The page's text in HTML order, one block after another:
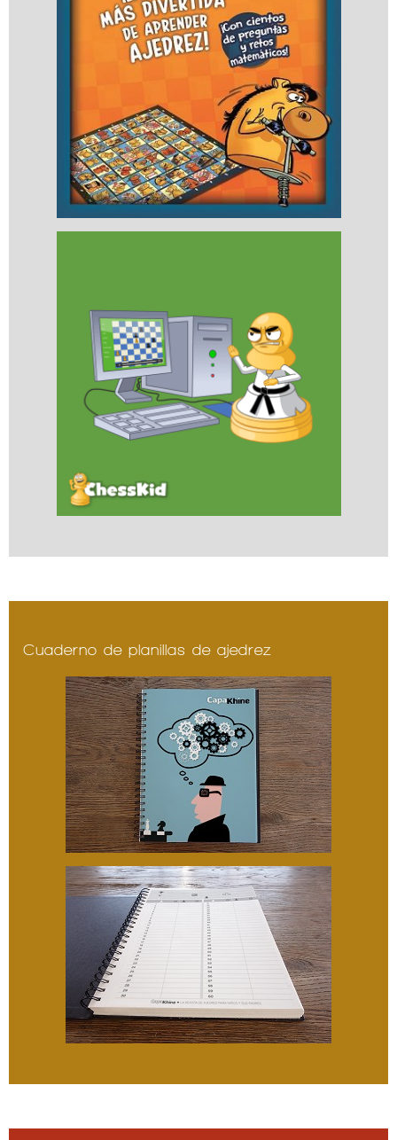
Cuaderno de planillas de ajedrez